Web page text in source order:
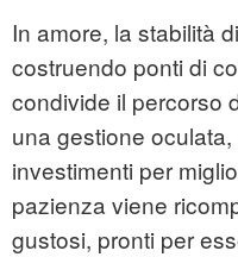
In amore, la stabilità
costruendo ponti di
condivide il percorso
una gestione
investimenti per
pazienza viene
gustosi, pronti per